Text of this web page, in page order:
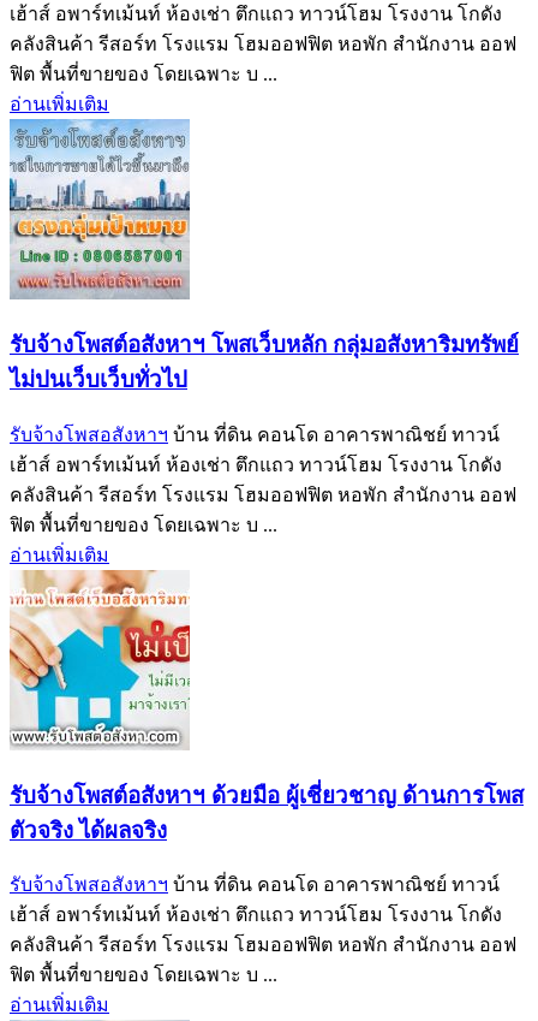
เฮ้าส์ อพาร์ทเม้นท์ ห้องเช่า ตึกแถว ทาวน์โฮม โรงงาน โกดัง
คลังสินค้า รีสอร์ท โรงแรม โฮมออฟฟิต หอพัก สำนักงาน ออฟ
ฟิต พื้นที่ขายของ โดยเฉพาะ บ ...
อ่านเพิ่มเติม
รับจ้างโพสต์อสังหาฯ โพสเว็บหลัก กลุ่มอสังหาริมทรัพย์
ไม่ปนเว็บเว็บทั่วไป
รับจ้างโพสอสังหาฯ บ้าน ที่ดิน คอนโด อาคารพาณิชย์ ทาวน์
เฮ้าส์ อพาร์ทเม้นท์ ห้องเช่า ตึกแถว ทาวน์โฮม โรงงาน โกดัง
คลังสินค้า รีสอร์ท โรงแรม โฮมออฟฟิต หอพัก สำนักงาน ออฟ
ฟิต พื้นที่ขายของ โดยเฉพาะ บ ...
อ่านเพิ่มเติม
รับจ้างโพสต์อสังหาฯ ด้วยมือ ผู้เชี่ยวชาญ ด้านการโพส
ตัวจริง ได้ผลจริง‎
รับจ้างโพสอสังหาฯ บ้าน ที่ดิน คอนโด อาคารพาณิชย์ ทาวน์
เฮ้าส์ อพาร์ทเม้นท์ ห้องเช่า ตึกแถว ทาวน์โฮม โรงงาน โกดัง
คลังสินค้า รีสอร์ท โรงแรม โฮมออฟฟิต หอพัก สำนักงาน ออฟ
ฟิต พื้นที่ขายของ โดยเฉพาะ บ ...
อ่านเพิ่มเติม